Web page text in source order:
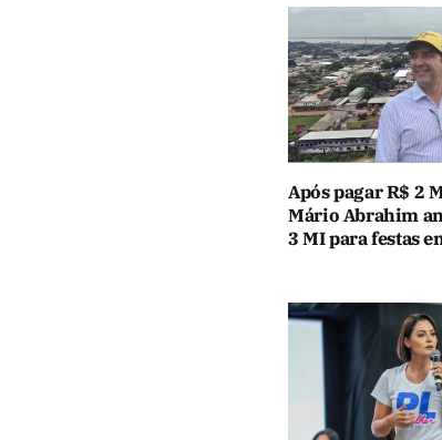
Após pagar R$ 2
Mário Abrahim
3 MI para festas